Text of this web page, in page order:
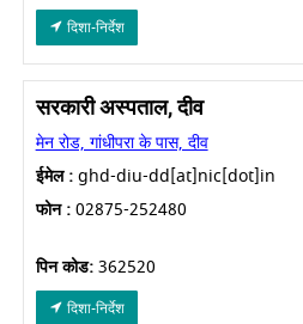
दिशा-निर्देश
सरकारी अस्पताल, दीव
मेन रोड, गांधीपरा के पास, दीव
ईमेल :ghd-diu-dd[at]nic[dot]in
फोन :02875-252480
पिन कोड:362520
दिशा-निर्देश